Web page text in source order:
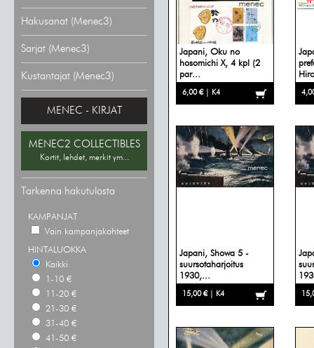
Hakusanat (Menec3)
Sarjat (Menec3)
Kustantajat (Menec3)
MENEC - KIRJAT
MENEC2 COLLECTIBLES
Kortit, lehdet, merkit ym...
Tarkenna hakutulosta
KAMPANJAT
Vain kampanjakohteet
HINTALUOKKA
Kaikki
1-10 €
11-20 €
21-30 €
31-40 €
41-50 €
Japani, Oku no
hosomichi X, 4 kpl (2
par...
6,00 € | K4
Japani, Showa 5 -
suursotaharjoitus
1930,...
15,00 € | K4